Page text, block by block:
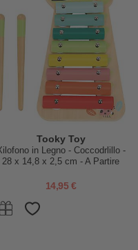
Tooky Toy
in Legno - Coccodrlillo -
28 x 14,8 x 2,5 cm - A Partire
14,95 €